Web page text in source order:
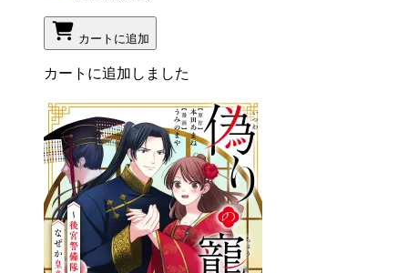
カートに追加
カートに追加しました